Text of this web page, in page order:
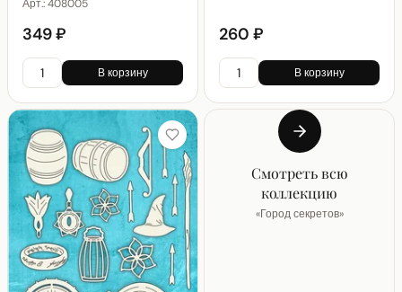
Арт.:408005
349 ₽
В корзину
260 ₽
В корзину
Смотреть всю
коллекцию
«Город секретов»